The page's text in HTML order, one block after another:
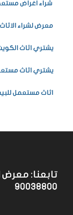
شراء اغراض مستعملة
معرض لشراء الاثاث
يشتري اثاث الكويت
يشتري اثاث مستعمل
اثاث مستعمل للبيع
تابعنا: معرض
90038800